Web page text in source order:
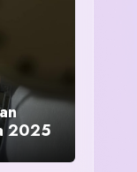
2025